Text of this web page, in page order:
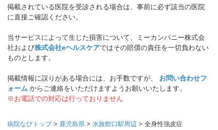
掲載されている医院を受診される場合は、事前に必ず該当の医院
に直接ご確認ください。
当サービスによって生じた損害について、ミーカンパニー株式会
社および株式会社eヘルスケアではその賠償の責任を一切負わない
ものとします。
掲載情報に誤りがある場合には、お手数ですが、 お問い合わせフ
ォーム からご連絡をいただけますようお願いいたします。
※お電話での対応は行っておりません
病院なびトップ> 鹿児島県 > 水族館口駅周辺 > 全身性強皮症